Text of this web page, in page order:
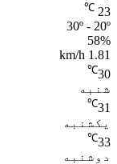
23
℃
30º - 20º
58%
1.81 km/h
30
℃
شنبه
31
℃
یکشنبه
33
℃
دوشنبه